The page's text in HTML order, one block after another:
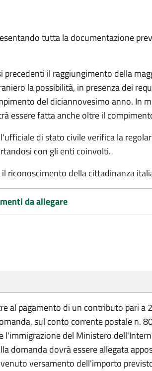
tutta la documentazione
precedenti il raggiungimento della
la possibilità, in presenza dei
del diciannovesimo anno. In
essere fatta anche oltre il
di stato civile verifica la
con gli enti coinvolti.
riconoscimento della cittadinanza
da allegare
al pagamento di un contributo pari a
sul conto corrente postale n.
l'immigrazione del Ministero
domanda dovrà essere allegata
versamento dell'importo